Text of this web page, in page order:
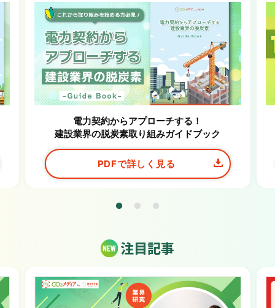
電力契約からアプローチする！
建設業界の脱炭素取り組みガイドブック
PDFで詳しく見る
注目記事